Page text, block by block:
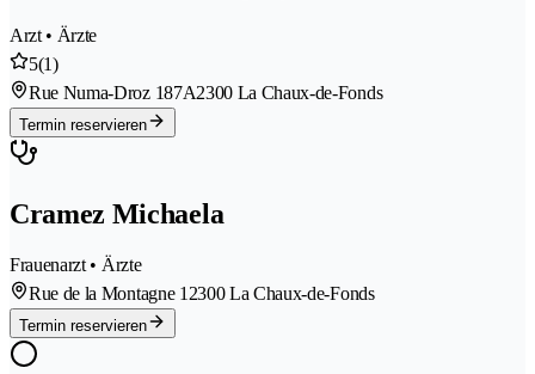
Arzt • Ärzte
5(1)
Rue Numa-Droz 187A2300 La Chaux-de-Fonds
Termin reservieren
Cramez Michaela
Frauenarzt • Ärzte
Rue de la Montagne 12300 La Chaux-de-Fonds
Termin reservieren